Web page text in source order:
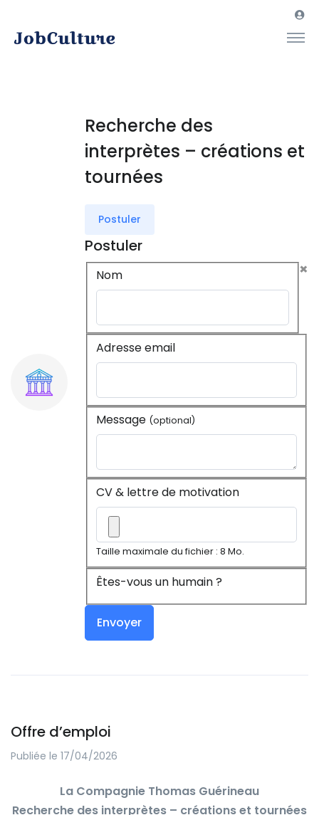
Recherche des
interprètes – créations et
tournées
Postuler
Postuler
×
Nom
Adresse email
Message (optional)
CV & lettre de motivation
Taille maximale du fichier : 8 Mo.
Êtes-vous un humain ?
Offre d’emploi
Publiée le 17/04/2026
La Compagnie Thomas Guérineau
Recherche des interprètes – créations et tournées